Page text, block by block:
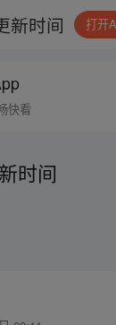
新时间 打开
快看
时间